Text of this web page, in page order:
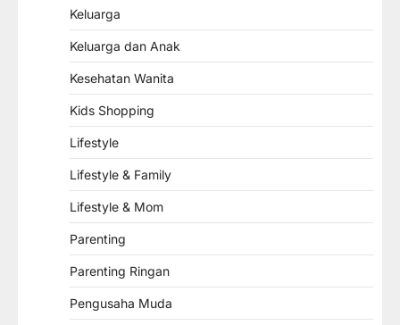
Keluarga
Keluarga dan Anak
Kesehatan Wanita
Kids Shopping
Lifestyle
Lifestyle & Family
Lifestyle & Mom
Parenting
Parenting Ringan
Pengusaha Muda